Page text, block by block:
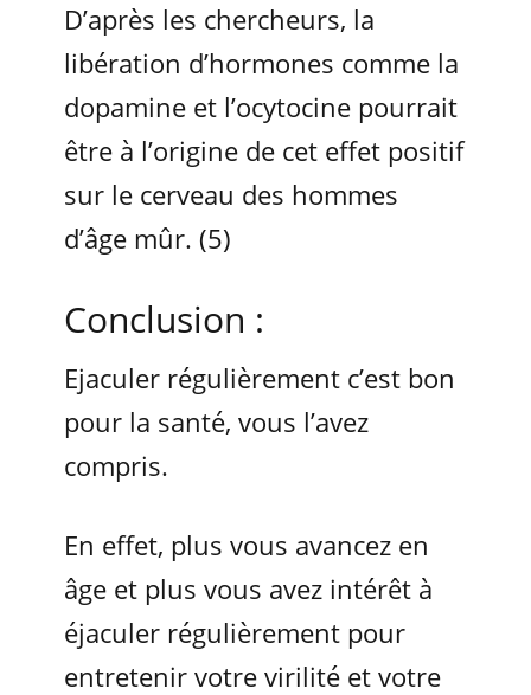
D’après les chercheurs, la
libération d’hormones comme la
dopamine et l’ocytocine pourrait
être à l’origine de cet effet positif
sur le cerveau des hommes
d’âge mûr. (5)
Conclusion :
Ejaculer régulièrement c’est bon
pour la santé, vous l’avez
compris.
En effet, plus vous avancez en
âge et plus vous avez intérêt à
éjaculer régulièrement pour
entretenir votre virilité et votre